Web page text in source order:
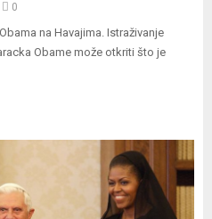
0
na Havajima. Istraživanje
Obame može otkriti što je